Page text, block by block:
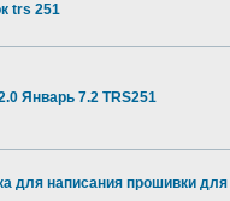
trs 251
Январь 7.2 TRS251
для написания прошивки